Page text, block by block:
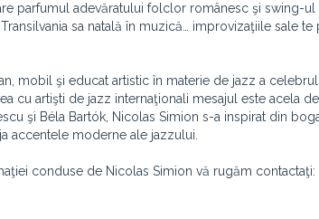
parfumul adevăratului folclor românesc şi swing-
sa natală în muzică… improvizaţiile sale
mobil şi educat artistic în materie de jazz a
cu artişti de jazz internaţionali mesajul este acela
şi Béla Bartók, Nicolas Simion s-a inspirat din
accentele moderne ale jazzului.
conduse de Nicolas Simion vă rugăm contactaţi: